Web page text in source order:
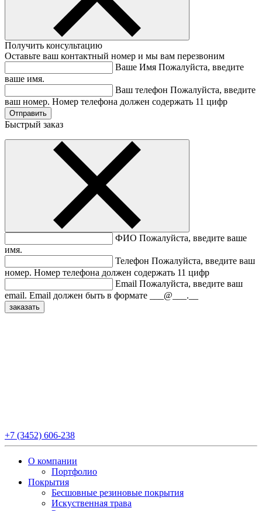
Получить консультацию
Оставьте ваш контактный номер и мы вам перезвоним
Ваше Имя Пожалуйста, введите
ваше имя.
Ваш телефон Пожалуйста, введите
ваш номер. Номер телефона должен содержать 11 цифр
Быстрый заказ
ФИО Пожалуйста, введите ваше
имя.
Телефон Пожалуйста, введите ваш
номер. Номер телефона должен содержать 11 цифр
Email Пожалуйста, введите ваш
email. Email должен быть в формате ___@___.__
+7 (3452) 606-238
О компании
Портфолио
Покрытия
Бесшовные резиновые покрытия
Искуственная трава